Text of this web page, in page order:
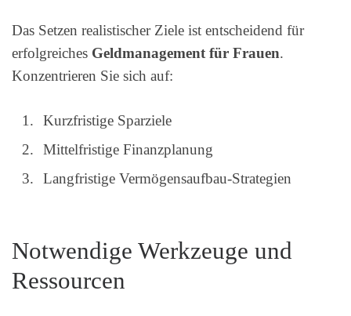
Das Setzen realistischer Ziele ist entscheidend für
erfolgreiches Geldmanagement für Frauen.
Konzentrieren Sie sich auf:
Kurzfristige Sparziele
Mittelfristige Finanzplanung
Langfristige Vermögensaufbau-Strategien
Notwendige Werkzeuge und
Ressourcen